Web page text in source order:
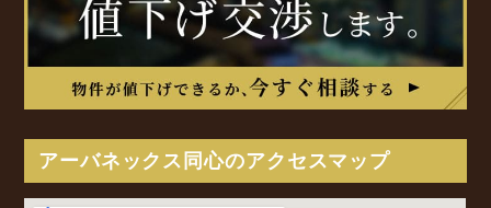
アーバネックス同心のアクセスマップ